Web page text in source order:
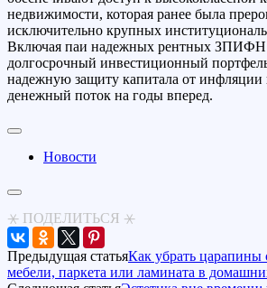
недвижимости, которая ранее была
исключительно крупных
Включая паи надежных рентных ЗПИФН
долгосрочный инвестиционный
надежную защиту капитала от инфляции
денежный поток на годы вперед.
Новости
⚹ ПОДЕЛИТЬСЯ ⚹
Предыдущая статьяКак убрать царапины
мебели, паркета или ламината в